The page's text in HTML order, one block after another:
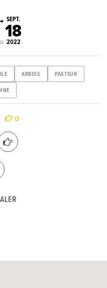
SEPT.
18
2022
ARBOIS PASTEUR
0